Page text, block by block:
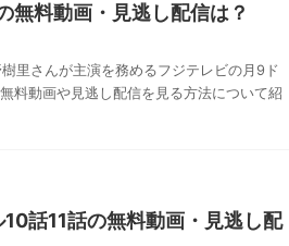
無料動画・見逃し配信は？
里さんが主演を務めるフジテレビの月9ド
料動画や見逃し配信を見る方法について紹
話11話の無料動画・見逃し配